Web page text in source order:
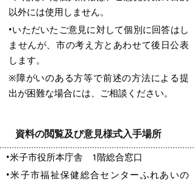
以外には使用しません。
•いただいたご意見に対して個別に回答はし
ませんが、市の考え方とあわせて後日公表
します。
※障がいのある方等で前述の方法による提
出が困難な場合には、ご相談ください。
資料の閲覧及び意見様式入手場所
•米子市役所本庁舎 1階総合窓口
•米子市福祉保健総合センターふれあいの